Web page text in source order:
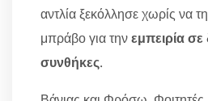
αντλία ξεκόλλησε χωρίς να
μπράβο για τηνεμπειρία
συνθήκες.